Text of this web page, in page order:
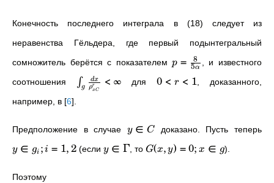
Конечность последнего интеграла в (18) следует из
неравенства Гёльдера, где первый подынтегральный
сомножитель берётся с показателемp = 5α
8 , и известного
соотношения
∫g ρxC
r
dx < ∞для0 < r < 1, доказанного,
например, в [6].
Предположение в случае y ∈ C доказано. Пусть теперь
y ∈ gi ; i = 1,2(если y ∈ Γ, то G(x, y) =0; x ∈ g).
Поэтому